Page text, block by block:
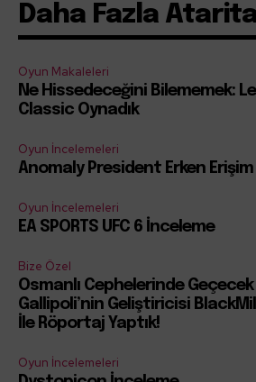
Daha Fazla
Oyun Makaleleri
Ne Hissedeceğini Bilememek:
Classic Oynadık
Oyun İncelemeleri
Anomaly President Erken
Oyun İncelemeleri
EA SPORTS UFC 6 İnceleme
Bize Özel
Osmanlı Cephelerinde Geçecek
Gallipoli’nin Geliştiricisi
İle Röportaj Yaptık!
Oyun İncelemeleri